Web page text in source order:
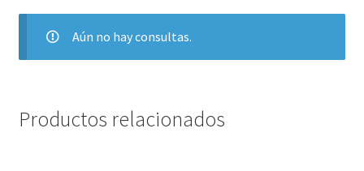
Aún no hay consultas.
Productos relacionados